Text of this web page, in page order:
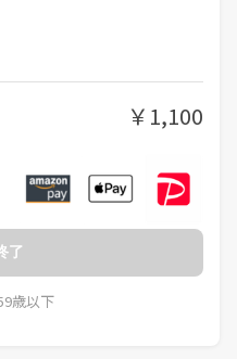
￥1,100
了
歳以下